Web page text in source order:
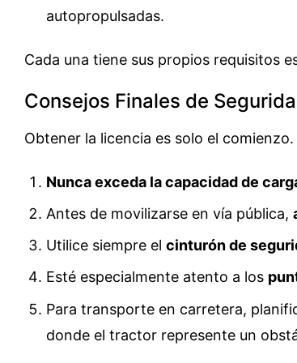
autopropulsadas.
Cada una tiene sus propios requisitos
Consejos Finales de
Obtener la licencia es solo el
Nunca exceda la capacidad de
Antes de movilizarse en vía pública,
Utilice siempre el cinturón de
Esté especialmente atento a los
Para transporte en carretera,
donde el tractor represente un